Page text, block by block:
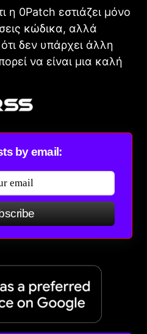
η 0Patch εστιάζει μόνο
κώδικα, αλλά
δεν υπάρχει άλλη
να είναι μια καλή
by email: